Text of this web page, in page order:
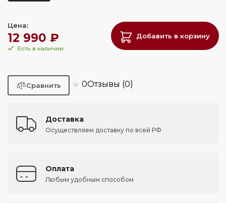
Цена:
12 990 ₽
Есть в наличии
Добавить в корзину
★ 0Отзывы (0)
Доставка
Осуществляем доставку по всей РФ
Оплата
Любым удобным способом